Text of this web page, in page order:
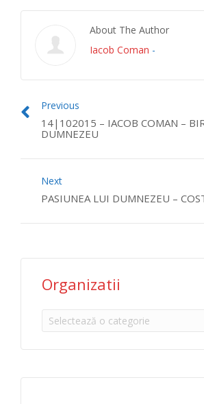
About The Author
Iacob Coman -
Previous
14|102015 – IACOB COMAN –
DUMNEZEU
Next
PASIUNEA LUI DUMNEZEU –
Organizatii
Organizatii